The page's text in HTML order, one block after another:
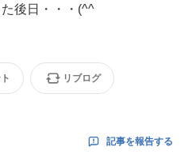
後日・・・(^^
リブログ
記事を報告する